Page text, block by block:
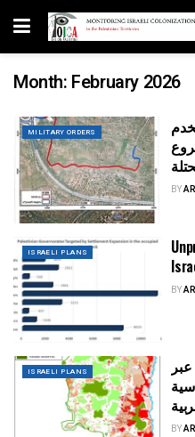
Month: February 2026
MILITARY ORDERS
BY
ISRAELI PLANS
BY
ISRAELI PLANS
BY